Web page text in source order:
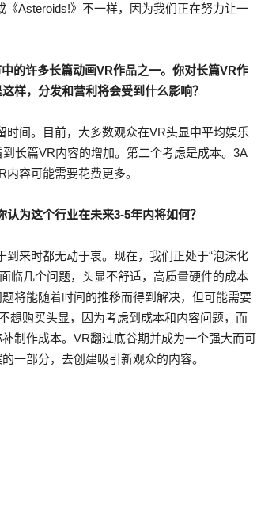
Asteroids!》不一样，因为我们正在努力让一
的许多长篇动画VR作品之一。你对长篇VR作
样，分发和营利将会受到什么影响？
间。目前，大多数观众在VR头显中平均娱乐
长篇VR内容的增加。第二个考虑是成本。3A
容可能需要花费更多。
为这个行业在未来3-5年内将如何？
来时都无动于衷。现在，我们正处于“泡沫化
临几个问题，头显不舒适，高质量硬件的成本
将能随着时间的推移而得到解决，但可能需要
想购买头显，因为考虑到成本和内容问题，而
制作成本。VR翻过底谷期并成为一个强大而可
一部分，去创建吸引新观众的内容。